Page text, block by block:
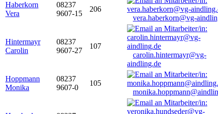
Haberkorn
Vera
08237
9607-15
206
vera.haberkorn@vg-
Hintermayr
Carolin
08237
9607-27
107
carolin.hintermayr@vg-
aindling.de
Hoppmann
Monika
08237
9607-0
105